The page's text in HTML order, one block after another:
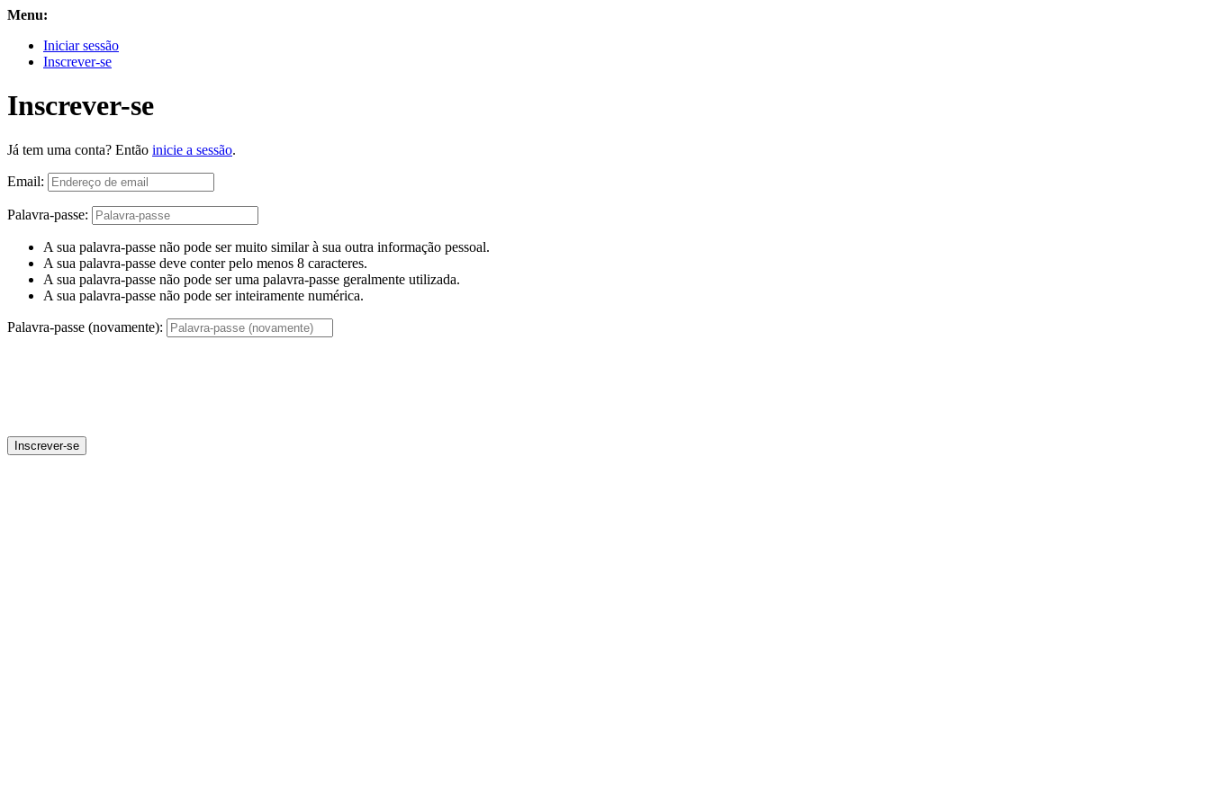
Menu:
Iniciar sessão
Inscrever-se
Inscrever-se
Já tem uma conta? Então inicie a sessão.
Email:
Palavra-passe:
A sua palavra-passe não pode ser muito similar à sua outra informação pessoal.
A sua palavra-passe deve conter pelo menos 8 caracteres.
A sua palavra-passe não pode ser uma palavra-passe geralmente utilizada.
A sua palavra-passe não pode ser inteiramente numérica.
Palavra-passe (novamente):
Inscrever-se